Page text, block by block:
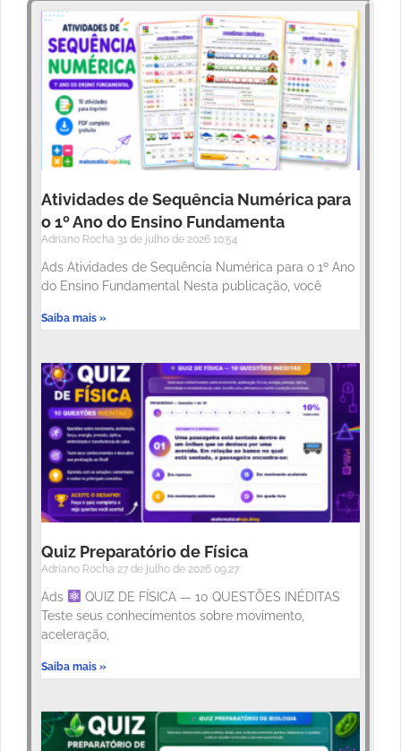
Atividades de Sequência Numérica para
o 1º Ano do Ensino Fundamenta
Adriano Rocha 31 de julho de 2026 10:54
Ads Atividades de Sequência Numérica para o 1º Ano
do Ensino Fundamental Nesta publicação, você
Saiba mais »
Quiz Preparatório de Física
Adriano Rocha 27 de julho de 2026 09:27
Ads
QUIZ DE FÍSICA — 10 QUESTÕES INÉDITAS
Teste seus conhecimentos sobre movimento,
aceleração,
Saiba mais »